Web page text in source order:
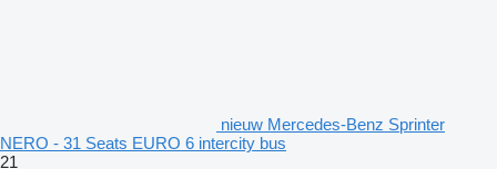
nieuw Mercedes-Benz Sprinter
NERO - 31 Seats EURO 6 intercity bus
21